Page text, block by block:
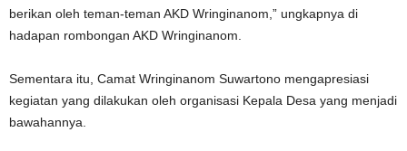
berikan oleh teman-teman AKD Wringinanom,” ungkapnya di
hadapan rombongan AKD Wringinanom.
Sementara itu, Camat Wringinanom Suwartono mengapresiasi
kegiatan yang dilakukan oleh organisasi Kepala Desa yang menjadi
bawahannya.